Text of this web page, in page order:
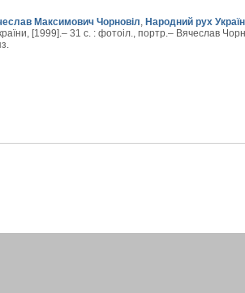
Максимович Чорновіл, Народний рух
[1999].– 31 с. : фотоіл., портр.– Вячеслав